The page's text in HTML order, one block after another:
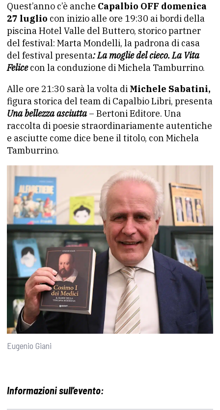
Quest’anno c’è anche Capalbio OFF domenica
27 luglio con inizio alle ore 19:30 ai bordi della
piscina Hotel Valle del Buttero, storico partner
del festival: Marta Mondelli, la padrona di casa
del festival presenta: La moglie del cieco. La Vita
Felice con la conduzione di Michela Tamburrino.
Alle ore 21:30 sarà la volta di Michele Sabatini,
figura storica del team di Capalbio Libri, presenta
Una bellezza asciutta– Bertoni Editore. Una
raccolta di poesie straordinariamente autentiche
e asciutte come dice bene il titolo, con Michela
Tamburrino.
Eugenio Giani
Informazioni sull’evento: